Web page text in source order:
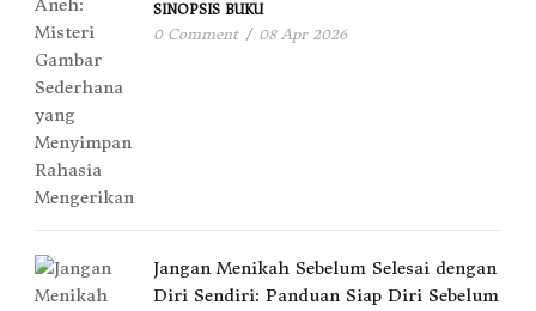
SINOPSIS BUKU
0 Comment / 08 Apr 2026
Jangan Menikah Sebelum Selesai dengan
Diri Sendiri: Panduan Siap Diri Sebelum